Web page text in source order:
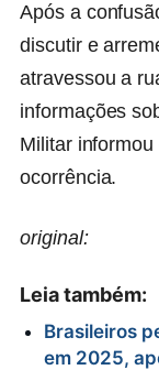
Após a
discutir e
atravessou a
informações
Militar
ocorrência.
original:
Leia também:
Brasileiros
em 2025,